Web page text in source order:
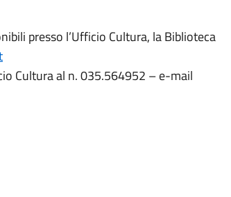
presso l’Ufficio Cultura, la Biblioteca
Cultura al n. 035.564952 – e-mail